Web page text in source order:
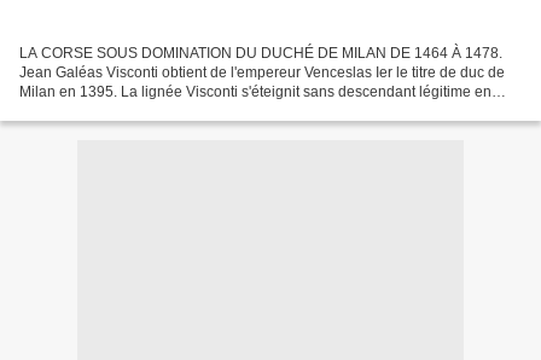
LA CORSE SOUS DOMINATION DU DUCHÉ DE MILAN DE 1464 À 1478.
Jean Galéas Visconti obtient de l'empereur Venceslas Ier le titre de duc de
Milan en 1395. La lignée Visconti s'éteignit sans descendant légitime en